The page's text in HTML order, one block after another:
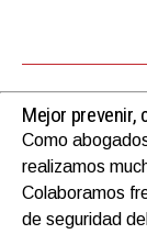
Mejor prevenir,
Como
realizamos
Colaboramos
de seguridad